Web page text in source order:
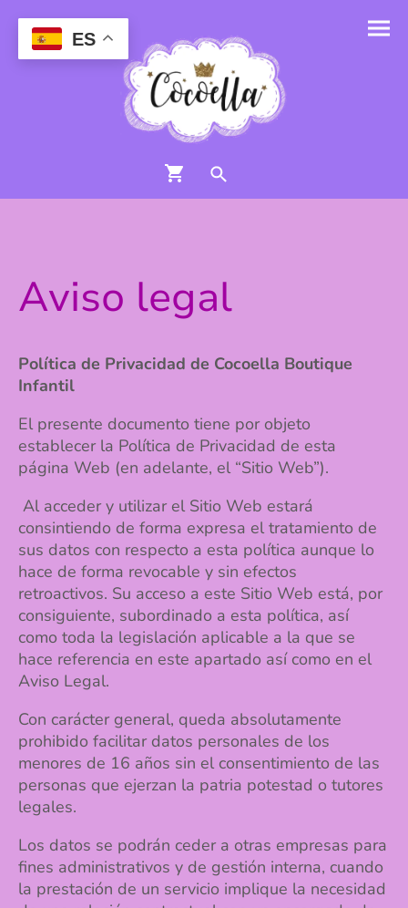
Aviso legal
Política de Privacidad de Cocoella Boutique
Infantil
El presente documento tiene por objeto
establecer la Política de Privacidad de esta
página Web (en adelante, el “Sitio Web”).
Al acceder y utilizar el Sitio Web estará
consintiendo de forma expresa el tratamiento de
sus datos con respecto a esta política aunque lo
hace de forma revocable y sin efectos
retroactivos. Su acceso a este Sitio Web está, por
consiguiente, subordinado a esta política, así
como toda la legislación aplicable a la que se
hace referencia en este apartado así como en el
Aviso Legal.
Con carácter general, queda absolutamente
prohibido facilitar datos personales de los
menores de 16 años sin el consentimiento de las
personas que ejerzan la patria potestad o tutores
legales.
Los datos se podrán ceder a otras empresas para
fines administrativos y de gestión interna, cuando
la prestación de un servicio implique la necesidad
ES